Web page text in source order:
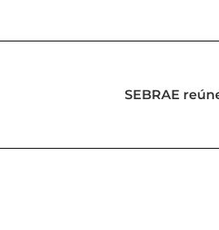
SEBRAE